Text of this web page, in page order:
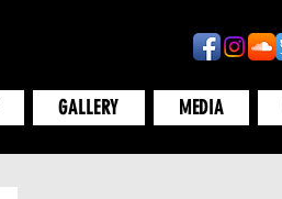
GALLERY MEDIA